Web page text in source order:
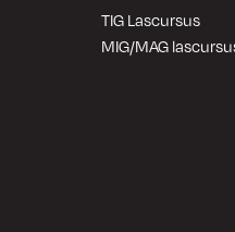
TIG Lascursus
MIG/MAG